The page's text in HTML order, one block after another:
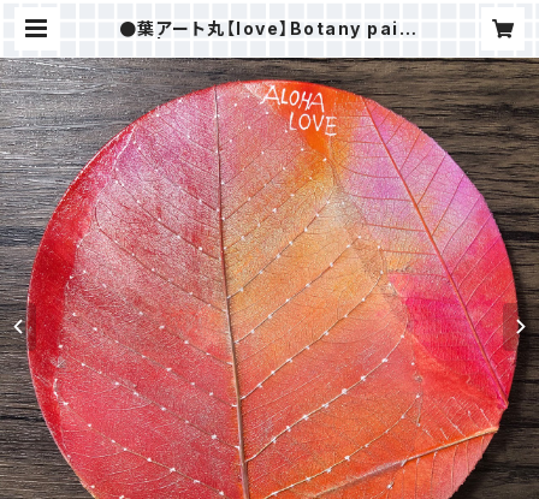
●葉アート丸【love】Botany paint
OKUSHOP）